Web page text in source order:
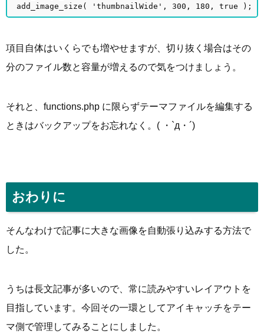
add_image_size( 'thumbnailWide', 300, 180, true );
項目自体はいくらでも増やせますが、切り抜く場合はその
分のファイル数と容量が増えるので気をつけましょう。
それと、functions.php に限らずテーマファイルを編集する
ときはバックアップをお忘れなく。( ・`д・´)
おわりに
そんなわけで記事に大きな画像を自動張り込みする方法で
した。
うちは長文記事が多いので、常に読みやすいレイアウトを
目指しています。今回その一環としてアイキャッチをテー
マ側で管理してみることにしました。